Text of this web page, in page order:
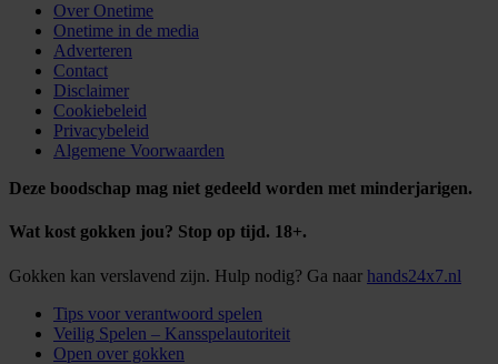
Over Onetime
Onetime in de media
Adverteren
Contact
Disclaimer
Cookiebeleid
Privacybeleid
Algemene Voorwaarden
Deze boodschap mag niet gedeeld worden met minderjarigen.
Wat kost gokken jou? Stop op tijd. 18+.
Gokken kan verslavend zijn. Hulp nodig? Ga naar hands24x7.nl
Tips voor verantwoord spelen
Veilig Spelen – Kansspelautoriteit
Open over gokken